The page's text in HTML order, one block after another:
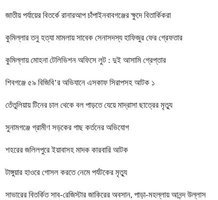
জাতীয় পর্যায়ের বিতর্কে রানারআপ চাঁপাইনবাবগঞ্জের ক্ষুদে বিতার্কিকরা
কুমিল্লার তনু হত্যা মামলায় সাবেক সেনাসদস্য হাফিজুর ফের গ্রেফতার
কুমিল্লায় মোহনা টেলিভিশন অফিসে লুট : দুই আসামি গ্রেপ্তার
শিবগঞ্জে ৫৯ বিজিবি’র অভিযানে এসকাফ সিরাপসহ আটক ১
তেঁতুলিয়ায় টিনের চাল থেকে বল পাড়তে যেয়ে মাদ্রাসা ছাত্রের মৃত্যু
সুনামগঞ্জে গ্রামীণ সড়কের গাছ কর্তনের অভিযোগ
শহরের জলিলপুরে ইয়াবাসহ মাদক কারবারি আটক
টাঙ্গুয়ার হাওরে গোসল করতে নেমে পর্যটকের মৃত্যু
সাভারের বিতর্কিত সাব-রেজিস্টার জাকিরের অবসান, পাড়া-মহল্লায় আনন্দ উল্লাস